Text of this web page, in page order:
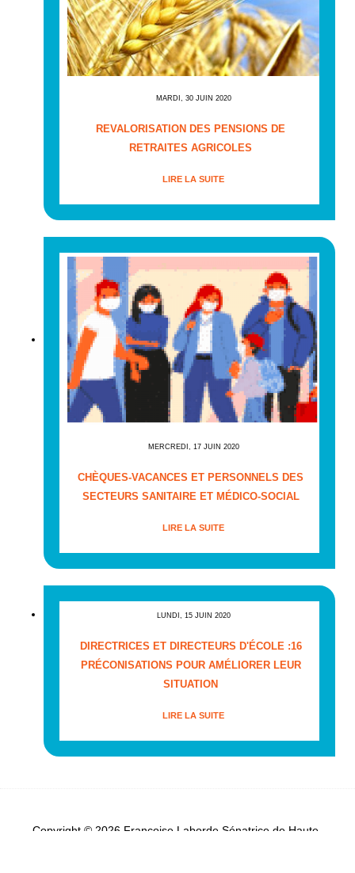
MARDI, 30 JUIN 2020
REVALORISATION DES PENSIONS DE
RETRAITES AGRICOLES
LIRE LA SUITE
MERCREDI, 17 JUIN 2020
CHÈQUES-VACANCES ET PERSONNELS DES
SECTEURS SANITAIRE ET MÉDICO-SOCIAL
LIRE LA SUITE
LUNDI, 15 JUIN 2020
DIRECTRICES ET DIRECTEURS D'ÉCOLE :16
PRÉCONISATIONS POUR AMÉLIORER LEUR
SITUATION
LIRE LA SUITE
Copyright © 2026 Françoise Laborde Sénatrice de Haute-